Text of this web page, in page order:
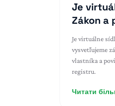
Je
Zákon a
Je virtuálne
vysvetľujeme
vlastníka a
registru.
Читати